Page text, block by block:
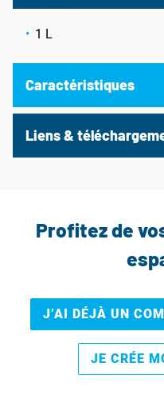
1 L
Caractéristiques
Liens &
Profitez de
J’AI DÉJÀ UN
JE CRÉE